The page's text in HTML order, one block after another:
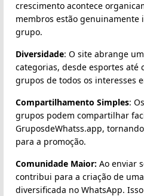
crescimento acontece
membros estão genuinamente
grupo.
Diversidade: O site abrange
categorias, desde esportes
grupos de todos os interesses
Compartilhamento Simples:
grupos podem compartilhar
GruposdeWhatss.app,
para a promoção.
Comunidade Maior: Ao enviar
contribui para a criação de
diversificada no WhatsApp.